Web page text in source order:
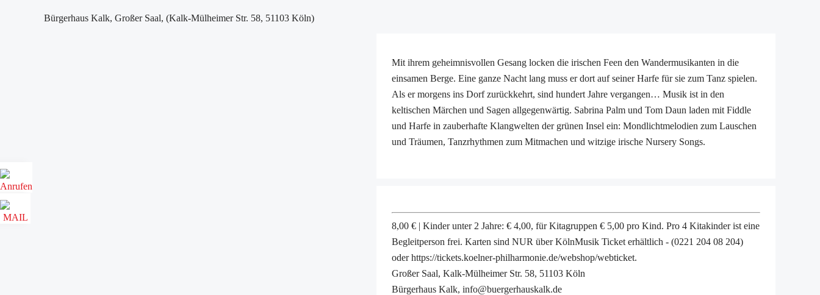
Bürgerhaus Kalk, Großer Saal, (Kalk-Mülheimer Str. 58, 51103 Köln)
Mit ihrem geheimnisvollen Gesang locken die irischen Feen den Wandermusikanten in die
einsamen Berge. Eine ganze Nacht lang muss er dort auf seiner Harfe für sie zum Tanz spielen.
Als er morgens ins Dorf zurückkehrt, sind hundert Jahre vergangen… Musik ist in den
keltischen Märchen und Sagen allgegenwärtig. Sabrina Palm und Tom Daun laden mit Fiddle
und Harfe in zauberhafte Klangwelten der grünen Insel ein: Mondlichtmelodien zum Lauschen
und Träumen, Tanzrhythmen zum Mitmachen und witzige irische Nursery Songs.
8,00 € | Kinder unter 2 Jahre: € 4,00, für Kitagruppen € 5,00 pro Kind. Pro 4 Kitakinder ist eine
Begleitperson frei. Karten sind NUR über KölnMusik Ticket erhältlich - (0221 204 08 204)
oder https://tickets.koelner-philharmonie.de/webshop/webticket.
Großer Saal, Kalk-Mülheimer Str. 58, 51103 Köln
Bürgerhaus Kalk, info@buergerhauskalk.de